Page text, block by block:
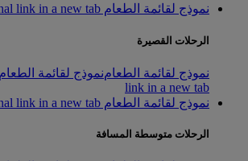
نموذج لقائمة الطعام Opens an external link in a new tab
الرحلات القصيرة
نموذج لقائمة الطعام
link in a new tab
نموذج لقائمة الطعام Opens an external link in a new tab
الرحلات متوسطة المسافة